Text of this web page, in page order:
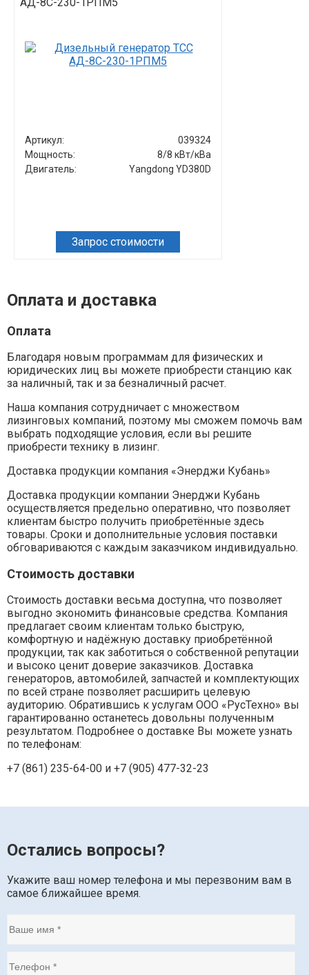
Артикул:
039324
Мощность:
8/8 кВт/кВа
Двигатель:
Yangdong YD380D
Запрос стоимости
Оплата и доставка
Оплата
Благодаря новым программам для физических и
юридических лиц вы можете приобрести станцию как
за наличный, так и за безналичный расчет.
Наша компания сотрудничает с множеством
лизинговых компаний, поэтому мы сможем помочь вам
выбрать подходящие условия, если вы решите
приобрести технику в лизинг.
Доставка продукции компания «Энерджи Кубань»
Доставка продукции компании Энерджи Кубань
осуществляется предельно оперативно, что позволяет
клиентам быстро получить приобретённые здесь
товары. Сроки и дополнительные условия поставки
обговариваются с каждым заказчиком индивидуально.
Стоимость доставки
Стоимость доставки весьма доступна, что позволяет
выгодно экономить финансовые средства. Компания
предлагает своим клиентам только быструю,
комфортную и надёжную доставку приобретённой
продукции, так как заботиться о собственной репутации
и высоко ценит доверие заказчиков. Доставка
генераторов, автомобилей, запчастей и комплектующих
по всей стране позволяет расширить целевую
аудиторию. Обратившись к услугам ООО «РусТехно» вы
гарантированно останетесь довольны полученным
результатом. Подробнее о доставке Вы можете узнать
по телефонам:
+7 (861) 235-64-00 и +7 (905) 477-32-23
Остались вопросы?
Укажите ваш номер телефона и мы перезвоним вам в
самое ближайшее время.